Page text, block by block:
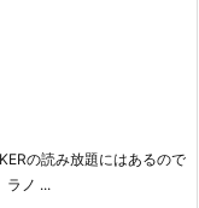
の読み放題にはあるので
ラノ ...